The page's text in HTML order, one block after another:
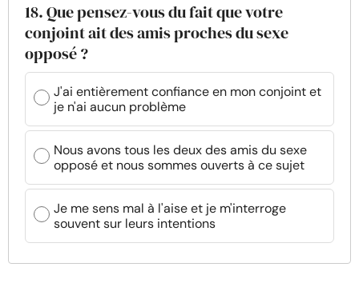
18. Que pensez-vous du fait que votre
conjoint ait des amis proches du sexe
opposé ?
J'ai entièrement confiance en mon conjoint et
je n'ai aucun problème
Nous avons tous les deux des amis du sexe
opposé et nous sommes ouverts à ce sujet
Je me sens mal à l'aise et je m'interroge
souvent sur leurs intentions